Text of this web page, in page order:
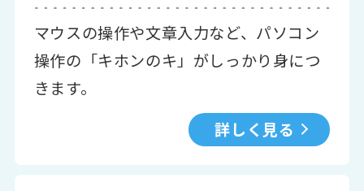
マウスの操作や文章入力など、パソコン
操作の「キホンのキ」がしっかり身につ
きます。
詳しく見る